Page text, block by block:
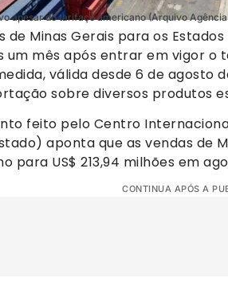
apesar do tarifaço americano (Arquivo
de Minas Gerais para os
um mês após entrar em vigor o
válida desde 6 de agosto
sobre diversos produtos
feito pelo Centro
aponta que as vendas de
para US$ 213,94 milhões em
CONTINUA APÓS A